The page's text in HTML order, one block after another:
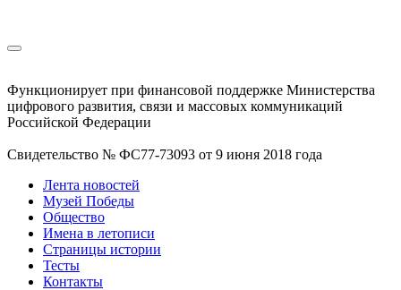
Функционирует при финансовой поддержке Министерства
цифрового развития, связи и массовых коммуникаций
Российской Федерации
Свидетельство № ФС77-73093 от 9 июня 2018 года
Лента новостей
Музей Победы
Общество
Имена в летописи
Страницы истории
Тесты
Контакты